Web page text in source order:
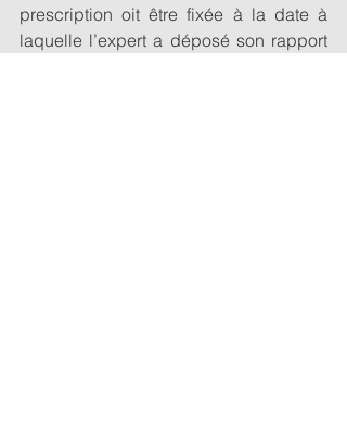
prescription oit être fixée à la date à
laquelle l’expert a déposé son rapport